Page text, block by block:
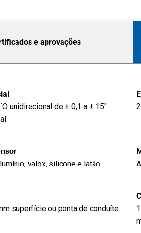
e aprovações
unidirecional de ± 0,1 a ± 15"
valox, silicone e latão
superfície ou ponta de conduíte